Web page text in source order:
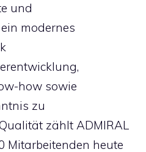
und
modernes
how sowie
zu
zählt ADMIRAL
Mitarbeitenden heute